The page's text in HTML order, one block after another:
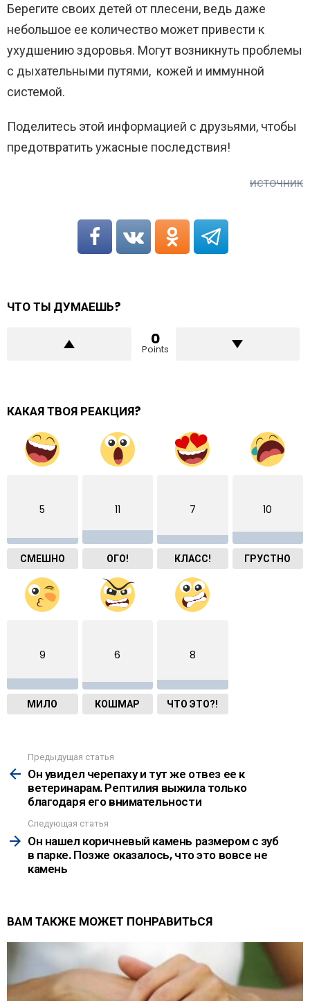
Берегите своих детей от плесени, ведь даже
небольшое ее количество может привести к
ухудшению здоровья. Могут возникнуть проблемы
с дыхательными путями, кожей и иммунной
системой.
Поделитесь этой информацией с друзьями, чтобы
предотвратить ужасные последствия!
источник
ЧТО ТЫ ДУМАЕШЬ?
0
Points
КАКАЯ ТВОЯ РЕАКЦИЯ?
5
СМЕШНО
11
ОГО!
7
КЛАСС!
10
ГРУСТНО
9
МИЛО
6
КОШМАР
8
ЧТО ЭТО?!
more
Предыдущая статья
Он увидел черепаху и тут же отвез ее к
ветеринарам. Рептилия выжила только
благодаря его внимательности
Следующая статья
Он нашел коричневый камень размером с зуб
в парке. Позже оказалось, что это вовсе не
камень
ВАМ ТАКЖЕ МОЖЕТ ПОНРАВИТЬСЯ